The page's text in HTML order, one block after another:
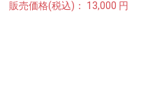
販売価格(税込)：
13,000 円